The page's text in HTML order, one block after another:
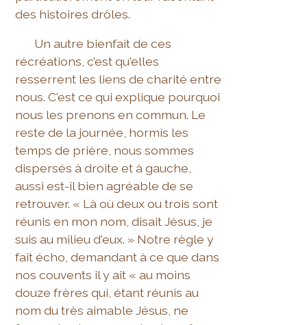
des histoires drôles.
Un autre bienfait de ces
récréations, c’est qu'elles
resserrent les liens de charité entre
nous. C'est ce qui explique pourquoi
nous les prenons en commun. Le
reste de la journée, hormis les
temps de prière, nous sommes
dispersés à droite et à gauche,
aussi est-il bien agréable de se
retrouver. « Là où deux ou trois sont
réunis en mon nom, disait Jésus, je
suis au milieu d'eux. » Notre règle y
fait écho, demandant à ce que dans
nos couvents il y ait « au moins
douze frères qui, étant réunis au
nom du très aimable Jésus, ne